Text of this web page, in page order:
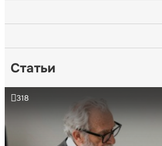
Статьи
318